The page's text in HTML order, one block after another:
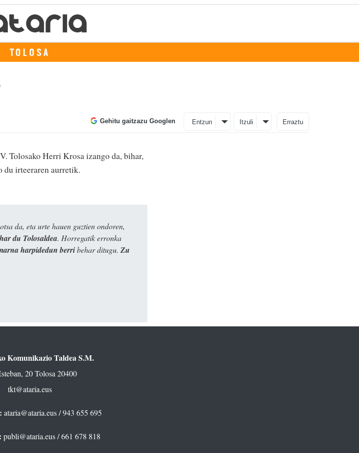
TOLOSA
Gehitu gaitzazu Googlen Entzun Itzuli Erraztu
Tolosako Herri Krosa izango da, bihar,
du irteeraren aurretik.
da, eta urte hauen guztien ondoren,
du Tolosaldea. Horregatik erronka
harpidedun berribehar ditugu. Zu
Komunikazio Taldea S.M.
20 Tolosa 20400
tkt@ataria.eus
ataria@ataria.eus/ 943 655 695
publi@ataria.eus/ 661 678 818